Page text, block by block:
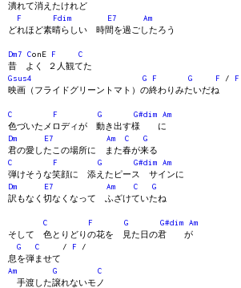
潰れて消えたけれど
F
Fdim E7
Am
どれほど素晴らしい 時間を過ごしたろう
Dm7 ConE F
C
昔 よく ２人観てた
Gsus4
G F G F / F
映画（フライドグリーントマト）の終わりみたいだね
C F G G#dim
Am
色づいたメロディが 動き出す様 に
Dm
E7 Am C
G
君の愛したこの場所に また春が来る
C
F G G#dim
Am
弾けそうな笑顔に 添えたピース サインに
Dm
E7 Am C
G
訳もなく切なくなって ふざけていたね
C F G G#dim
Am
そして 色とりどりの花を 見た日の君 が
G
C / F /
息を弾ませて
Am
G
C
手渡した譲れないモノ